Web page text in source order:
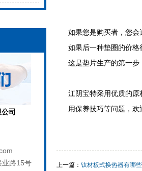
司
业路15号
如果您是购买者，您
如果后一种垫圈的价
这是垫片生产的第一
江阴宝特采用优质的
用保养技巧等问题，
上一篇： 钛材板式换热器有哪